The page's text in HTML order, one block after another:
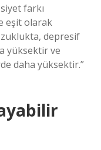
farkı
eşit olarak
depresif
yüksektir ve
daha yüksektir.”